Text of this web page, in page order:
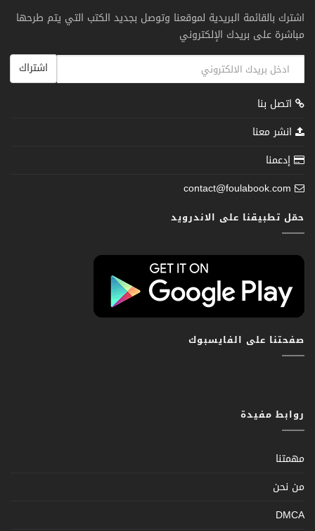
اشترك بالقائمة البريدية لموقعنا وتوصل بجديد الكتب التي يتم طرحها
مباشرة على بريدك الإلكتروني
اشتراك
اتصل بنا
انشر معنا
إدعمنا
contact@foulabook.com
حمّل تطبيقنا على الاندرويد
صفحتنا على الفايسبوك
روابط مفيدة
مهمتنا
من نحن
DMCA